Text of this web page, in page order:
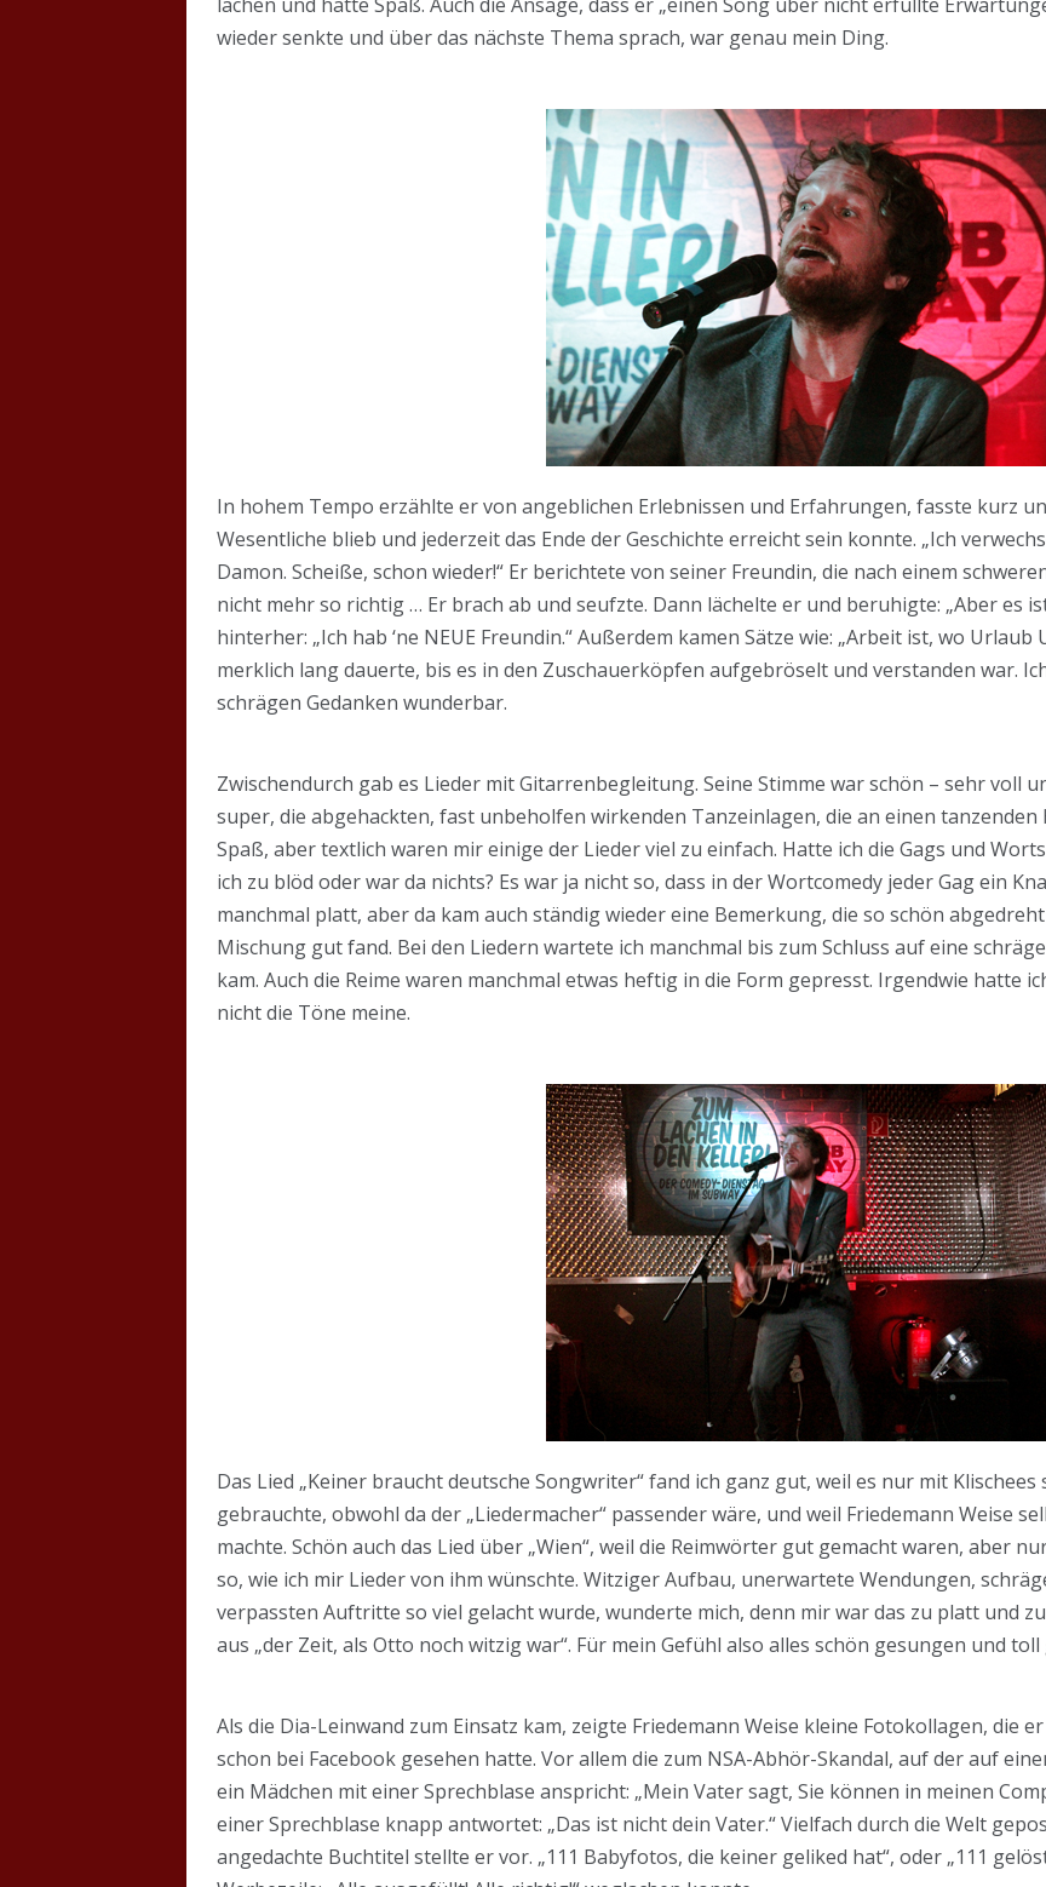
wieder senkte und über das nächste Thema sprach, war genau mein Ding.
In hohem Tempo erzählte er von angeblichen Erlebnissen und Erfahrungen, fasste kurz
Wesentliche blieb und jederzeit das Ende der Geschichte erreicht sein konnte. „Ich
Damon. Scheiße, schon wieder!“ Er berichtete von seiner Freundin, die nach einem
nicht mehr so richtig … Er brach ab und seufzte. Dann lächelte er und beruhigte: „Aber es
hinterher: „Ich hab ‘ne NEUE Freundin.“ Außerdem kamen Sätze wie: „Arbeit ist, wo
merklich lang dauerte, bis es in den Zuschauerköpfen aufgebröselt und verstanden war.
schrägen Gedanken wunderbar.
Zwischendurch gab es Lieder mit Gitarrenbegleitung. Seine Stimme war schön – sehr voll
super, die abgehackten, fast unbeholfen wirkenden Tanzeinlagen, die an einen
Spaß, aber textlich waren mir einige der Lieder viel zu einfach. Hatte ich die Gags und
ich zu blöd oder war da nichts? Es war ja nicht so, dass in der Wortcomedy jeder Gag ein
manchmal platt, aber da kam auch ständig wieder eine Bemerkung, die so schön
Mischung gut fand. Bei den Liedern wartete ich manchmal bis zum Schluss auf eine
kam. Auch die Reime waren manchmal etwas heftig in die Form gepresst. Irgendwie hatte
nicht die Töne meine.
Das Lied „Keiner braucht deutsche Songwriter“ fand ich ganz gut, weil es nur mit
gebrauchte, obwohl da der „Liedermacher“ passender wäre, und weil Friedemann Weise
machte. Schön auch das Lied über „Wien“, weil die Reimwörter gut gemacht waren, aber
so, wie ich mir Lieder von ihm wünschte. Witziger Aufbau, unerwartete Wendungen,
verpassten Auftritte so viel gelacht wurde, wunderte mich, denn mir war das zu platt und
aus „der Zeit, als Otto noch witzig war“. Für mein Gefühl also alles schön gesungen und
Als die Dia-Leinwand zum Einsatz kam, zeigte Friedemann Weise kleine Fotokollagen, die
schon bei Facebook gesehen hatte. Vor allem die zum NSA-Abhör-Skandal, auf der auf
ein Mädchen mit einer Sprechblase anspricht: „Mein Vater sagt, Sie können in meinen
einer Sprechblase knapp antwortet: „Das ist nicht dein Vater.“ Vielfach durch die Welt
angedachte Buchtitel stellte er vor. „111 Babyfotos, die keiner geliked hat“, oder „111